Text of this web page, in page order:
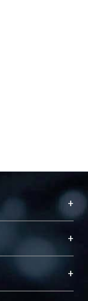
+
珍藏及向國際
，圖書館整合
同功能平
期能整合研
+
+